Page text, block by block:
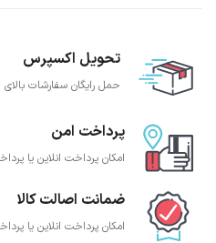
تحویل اکسپرس
حمل رایگان سفارشات بالای 1 میلیون تومان
پرداخت امن
امکان پرداخت انلاین یا
ضمانت اصالت کالا
امکان پرداخت انلاین یا